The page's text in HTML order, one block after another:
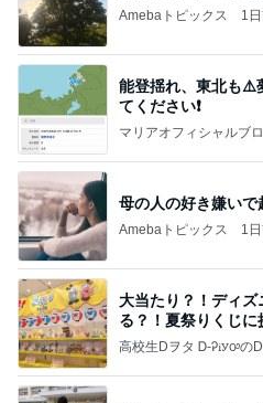
Amebaトピックス 1
能登揺れ、東北も⚠️
てください❗️
マリアオフィシャルブ
母の人の好き嫌いで
Amebaトピックス 1
大当たり？！ディ
る？！夏祭りくじに